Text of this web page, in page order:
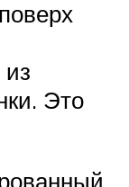
Это